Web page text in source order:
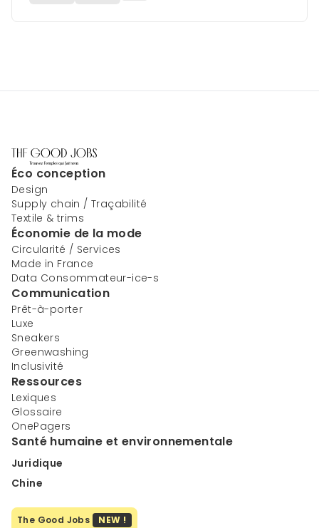
Éco conception
Design
Supply chain / Traçabilité
Textile & trims
Économie de la mode
Circularité / Services
Made in France
Data Consommateur-ice-s
Communication
Prêt-à-porter
Luxe
Sneakers
Greenwashing
Inclusivité
Ressources
Lexiques
Glossaire
OnePagers
Santé humaine et environnementale
Juridique
Chine
The Good Jobs NEW !